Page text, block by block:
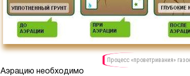
Процесс «проветривания»
Аэрацию необходимо